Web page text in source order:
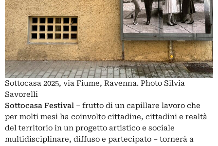
Sottocasa 2025, via Fiume, Ravenna. Photo Silvia
Savorelli
Sottocasa Festival – frutto di un capillare lavoro che
per molti mesi ha coinvolto cittadine, cittadini e realtà
del territorio in un progetto artistico e sociale
multidisciplinare, diffuso e partecipato – tornerà a